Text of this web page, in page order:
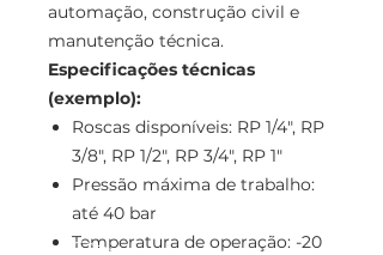
automação, construção civil e
manutenção técnica.
Especificações técnicas
(exemplo):
Roscas disponíveis: RP 1/4", RP
3/8", RP 1/2", RP 3/4", RP 1"
Pressão máxima de trabalho:
até 40 bar
Temperatura de operação: -20